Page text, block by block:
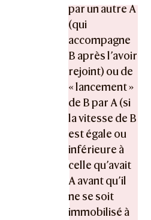
par un autre A
(qui
accompagne
B après l’avoir
rejoint) ou de
« lancement »
de B par A (si
la vitesse de B
est égale ou
inférieure à
celle qu’avait
A avant qu’il
ne se soit
immobilisé à